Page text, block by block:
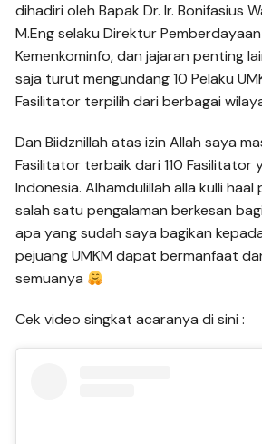
dihadiri oleh Bapak Dr. Ir. Bonifasius
M.Eng selaku Direktur
Kemenkominfo, dan jajaran penting
saja turut mengundang 10 Pelaku
Fasilitator terpilih dari berbagai
Dan Biidznillah atas izin Allah saya
Fasilitator terbaik dari 110 Fasilitator
Indonesia. Alhamdulillah alla kulli
salah satu pengalaman berkesan
apa yang sudah saya bagikan
pejuang UMKM dapat bermanfaat
semuanya
Cek video singkat acaranya di sini :